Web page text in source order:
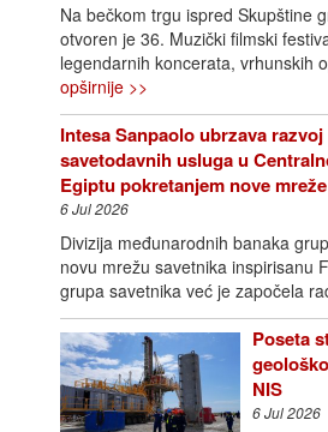
Na bečkom trgu ispred Skupštine
otvoren je 36. Muzički filmski
legendarnih koncerata, vrhunskih
opširnije >>
Intesa Sanpaolo ubrzava
savetodavnih usluga u
Egiptu pokretanjem nove
6 Jul 2026
Divizija međunarodnih banaka
novu mrežu savetnika inspirisanu
grupa savetnika već je započela
Poseta
NIS
6 Jul 2026